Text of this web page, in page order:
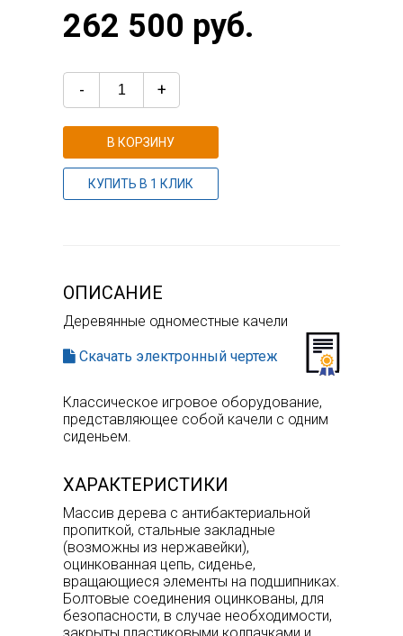
262 500 руб.
- +
В КОРЗИНУ
КУПИТЬ В 1 КЛИК
ОПИСАНИЕ
Деревянные одноместные качели
Скачать электронный чертеж
Классическое игровое оборудование,
представляющее собой качели с одним
сиденьем.
ХАРАКТЕРИСТИКИ
Массив дерева с антибактериальной
пропиткой, стальные закладные
(возможны из нержавейки),
оцинкованная цепь, сиденье,
вращающиеся элементы на подшипниках.
Болтовые соединения оцинкованы, для
безопасности, в случае необходимости,
закрыты пластиковыми колпачками и